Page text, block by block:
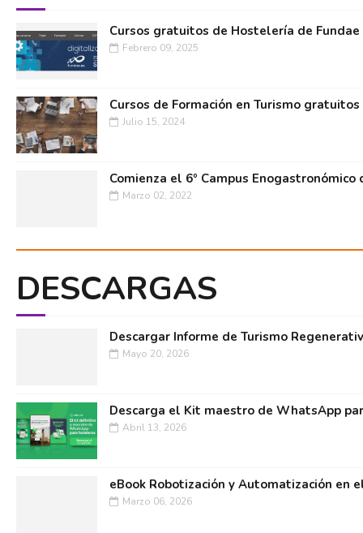
Cursos gratuitos de Hostelería de Fundae
Febrero 09, 2025
Cursos de Formación en Turismo gratuitos
Julio 15, 2024
Comienza el 6º Campus Enogastronómico
Marzo 02, 2022
DESCARGAS
Descargar Informe de Turismo
Mayo 20, 2026
Descarga el Kit maestro de WhatsApp
Abril 13, 2026
eBook Robotización y Automatización en
Marzo 06, 2026